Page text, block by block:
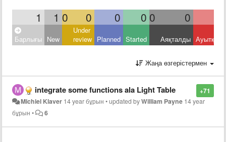
1 1 0 0 0 0 0 0
Барлығы New
Under
review Planned Started Аяқталды
Жаңа өзгерістермен
+71
integrate some functions ala Light Table
Michiel Klaver 14 year бұрын •updated byWilliam Payne 14 year
бұрын • 6